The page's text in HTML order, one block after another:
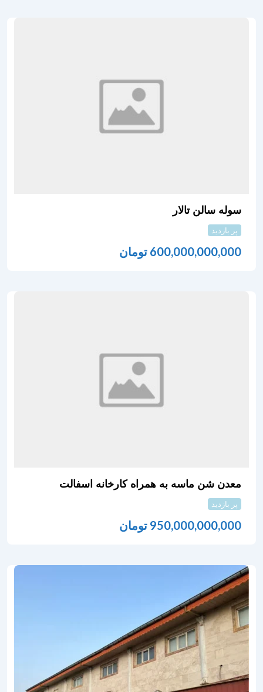
سوله سالن تالار
پر بازدید
600,000,000,000 تومان
معدن شن ماسه به همراه کارخانه اسفالت
پر بازدید
950,000,000,000 تومان